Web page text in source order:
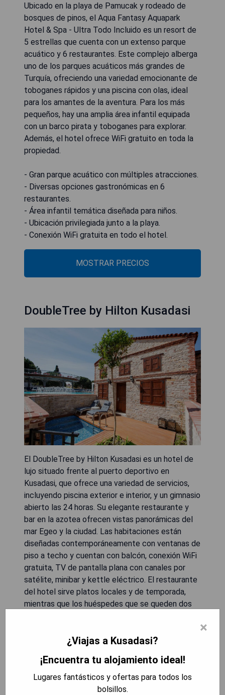
Ubicado en la playa de Pamucak y rodeado de
bosques de pinos, el Aqua Fantasy Aquapark
Hotel & Spa - Ultra Todo Incluido es un resort de
5 estrellas que cuenta con un extenso parque
acuático y 6 restaurantes. Este complejo alberga
uno de los parques acuáticos más grandes de
Turquía, ofreciendo una variedad emocionante de
toboganes rápidos y una piscina con olas, ideal
para los amantes de la aventura. Para los más
pequeños, hay una amplia área infantil equipada
con un barco pirata y toboganes para explorar.
Además, el hotel ofrece WiFi gratuito en toda la
propiedad.
- Gran parque acuático con múltiples atracciones.
- Diversas opciones gastronómicas en 6
restaurantes.
- Área infantil temática diseñada para niños.
- Ubicación privilegiada junto a la playa.
- Conexión WiFi gratuita en todo el hotel.
MOSTRAR PRECIOS
DoubleTree by Hilton Kusadasi
El DoubleTree by Hilton Kusadasi es un hotel de
lujo situado frente al puerto deportivo en
Kusadasi, que ofrece una variedad de servicios,
incluyendo piscina exterior e interior, y un gimnasio
abierto las 24 horas. Su elegante restaurante y
bar en la azotea ofrecen vistas panorámicas del
mar Egeo y la ciudad. Las habitaciones están
diseñadas contemporáneamente con ventanas de
piso a techo y cuentan con balcón, conexión WiFi
gratuita, TV de pantalla plana con canales por
satélite, minibar y kettle eléctrico. El restaurante
del hotel sirve platos locales y de temporada,
mientras que los huéspedes que se queden dos
También se ofrece desayuno buffet, así como
Las instalaciones de spa y masajes son perfectas
para relajarse.
×
¿Viajas a Kusadasi?
¡Encuentra tu alojamiento ideal!
Lugares fantásticos y ofertas para todos los
bolsillos.